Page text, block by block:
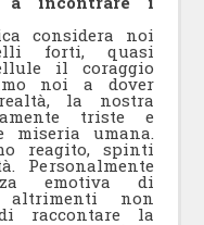
considera noi
forti, quasi
il coraggio
noi a dover
la nostra
triste e
miseria umana.
reagito, spinti
Personalmente
emotiva di
altrimenti non
raccontare la